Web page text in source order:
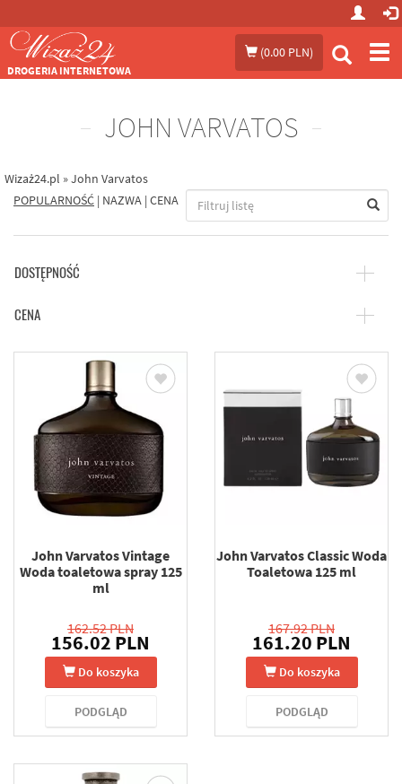
(0.00 PLN)
DROGERIA INTERNETOWA
JOHN VARVATOS
Wizaż24.pl »John Varvatos
POPULARNOŚĆ | NAZWA | CENA
DOSTĘPNOŚĆ
CENA
John Varvatos Vintage
Woda toaletowa spray 125
ml
162.52 PLN
156.02 PLN
Do koszyka
PODGLĄD
John Varvatos Classic Woda
Toaletowa 125 ml
167.92 PLN
161.20 PLN
Do koszyka
PODGLĄD